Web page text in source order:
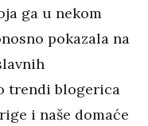
ga u nekom
pokazala na
trendi blogerica
i naše domaće